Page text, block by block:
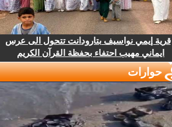
قرية إيمي نواسيف بتارودانت تتحول الى عرس
ايماني مهيب احتفاء بحفظة القرآن الكريم
حوارات